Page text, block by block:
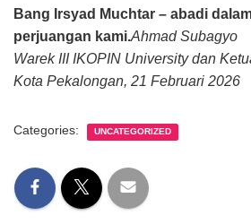
Bang Irsyad Muchtar – abadi
perjuangan kami.Ahmad Subagyo
Warek III IKOPIN University dan
Kota Pekalongan, 21 Februari 2026
Categories: UNCATEGORIZED